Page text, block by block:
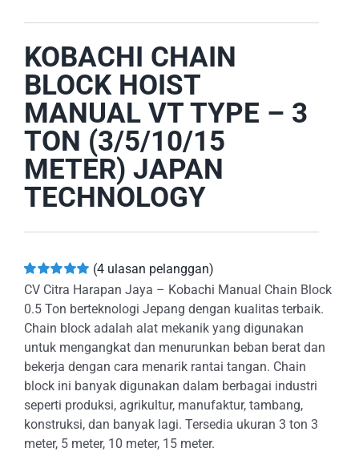
KOBACHI CHAIN
BLOCK HOIST
MANUAL VT TYPE – 3
TON (3/5/10/15
METER) JAPAN
TECHNOLOGY
Peringkat
berdasarkan
4
penilaian
(4ulasan pelanggan)
CV Citra Harapan Jaya – Kobachi Manual Chain Block
0.5 Ton berteknologi Jepang dengan kualitas terbaik.
Chain block adalah alat mekanik yang digunakan
untuk mengangkat dan menurunkan beban berat dan
bekerja dengan cara menarik rantai tangan. Chain
block ini banyak digunakan dalam berbagai industri
seperti produksi, agrikultur, manufaktur, tambang,
konstruksi, dan banyak lagi. Tersedia ukuran 3 ton 3
meter, 5 meter, 10 meter, 15 meter.